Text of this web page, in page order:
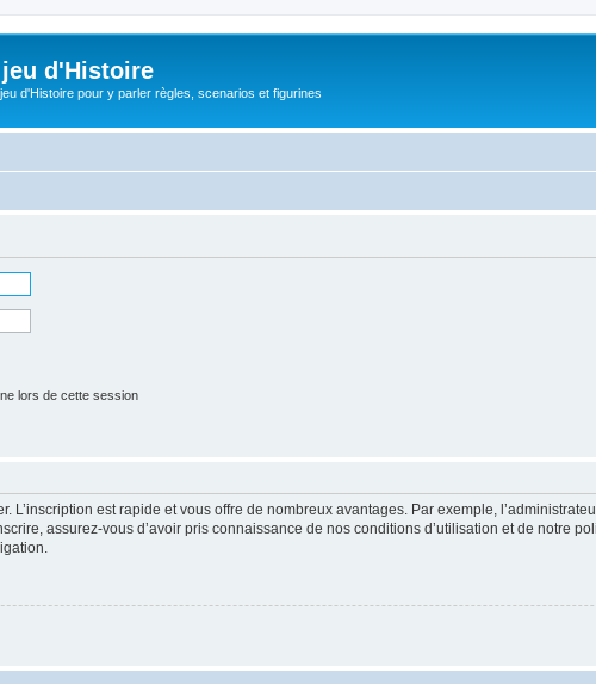
d'Histoire
d'Histoire pour y parler règles, scenarios et figurines
lors de cette session
L’inscription est rapide et vous offre de nombreux avantages. Par exemple,
assurez-vous d’avoir pris connaissance de nos conditions d’utilisation et de notre